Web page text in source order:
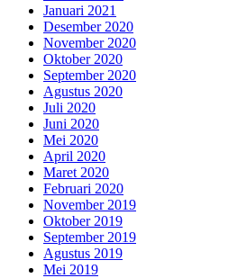
Januari 2021
Desember 2020
November 2020
Oktober 2020
September 2020
Agustus 2020
Juli 2020
Juni 2020
Mei 2020
April 2020
Maret 2020
Februari 2020
November 2019
Oktober 2019
September 2019
Agustus 2019
Mei 2019